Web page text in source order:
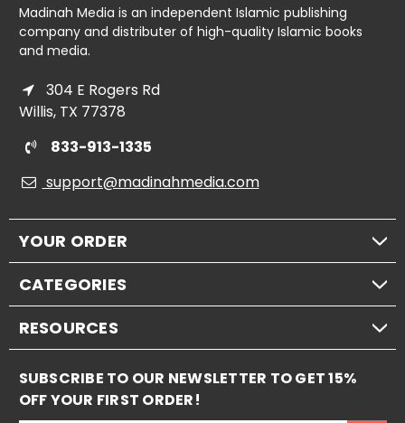
Madinah Media is an independent Islamic publishing
company and distributer of high-quality Islamic books
and media.
304 E Rogers Rd
Willis, TX 77378
833-913-1335
support@madinahmedia.com
YOUR ORDER
CATEGORIES
RESOURCES
SUBSCRIBE TO OUR NEWSLETTER TO GET 15%
OFF YOUR FIRST ORDER!